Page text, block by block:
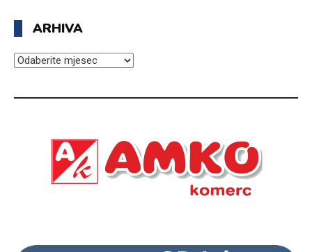
ARHIVA
ARHIVA